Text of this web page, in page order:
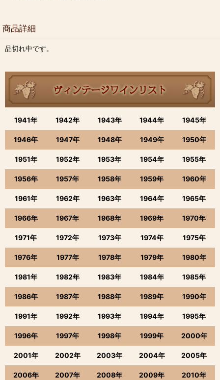
商品詳細
品切れ中です。
1941年 1942年 1943年 1944年 1945年
1946年 1947年 1948年 1949年 1950年
1951年 1952年 1953年 1954年 1955年
1956年 1957年 1958年 1959年 1960年
1961年 1962年 1963年 1964年 1965年
1966年 1967年 1968年 1969年 1970年
1971年 1972年 1973年 1974年 1975年
1976年 1977年 1978年 1979年 1980年
1981年 1982年 1983年 1984年 1985年
1986年 1987年 1988年 1989年 1990年
1991年 1992年 1993年 1994年 1995年
1996年 1997年 1998年 1999年 2000年
2001年 2002年 2003年 2004年 2005年
2006年 2007年 2008年 2009年 2010年